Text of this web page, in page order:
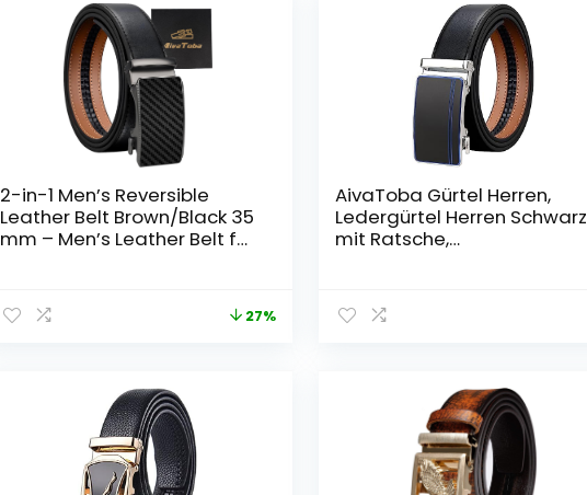
​​2-in-1 Men’s Reversible
Leather Belt Brown/Black 35
mm – Men’s Leather Belt for
Leather, Men’s Belt Black.
Belt Gift Idea
27%
AivaToba Gürtel Herren,
Ledergürtel Herren Schwarz
mit Ratsche,
35mm, Größe Angepasst.